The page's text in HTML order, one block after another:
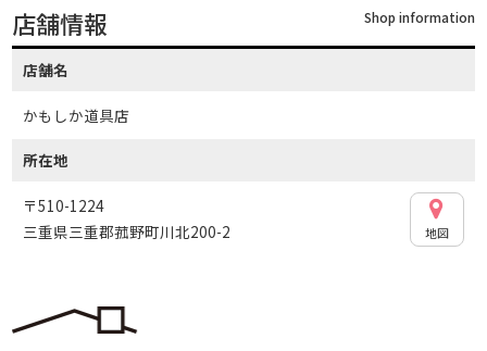
店舗情報 Shop information
店舗名
かもしか道具店
所在地
〒510-1224
三重県三重郡菰野町川北200-2
地図